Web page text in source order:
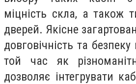
міцність скла, а також
дверей. Якісне
довговічність та
той час як
дозволяє інтегрувати